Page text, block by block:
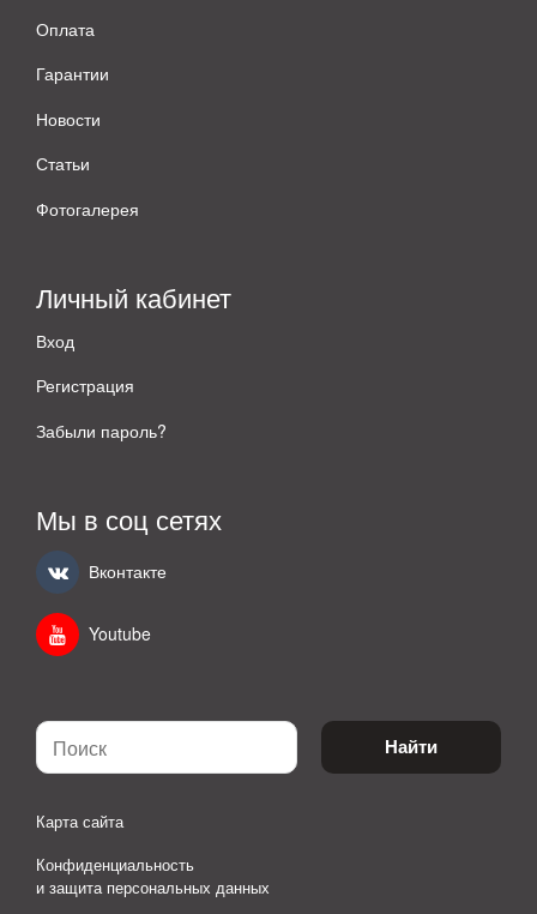
Оплата
Гарантии
Новости
Статьи
Фотогалерея
Личный кабинет
Вход
Регистрация
Забыли пароль?
Мы в соц сетях
Вконтакте
Youtube
Найти
Карта сайта
Конфиденциальность
и защита персональных данных